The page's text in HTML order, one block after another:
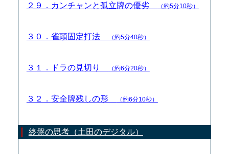
２９．カンチャンと孤立牌の優劣 （約5分10秒）
３０．雀頭固定打法 （約5分40秒）
３１．ドラの見切り （約6分20秒）
３２．安全牌残しの形 （約6分10秒）
終盤の思考（土田のデジタル）